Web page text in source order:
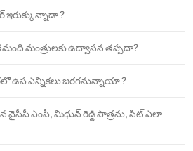
ఇరుక్కున్నాడా ?
మంత్రులకు ఉద్వాసన తప్పదా?
ఉప ఎన్నికలు జరగనున్నాయా ?
వైసీపీ ఎంపీ, మిధున్ రెడ్డి పాత్రను, సిట్ ఎలా